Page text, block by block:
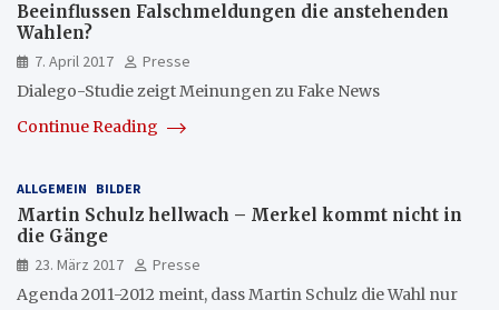
Beeinflussen Falschmeldungen die anstehenden
Wahlen?
7. April 2017
Presse
Dialego-Studie zeigt Meinungen zu Fake News
Continue Reading
ALLGEMEIN BILDER
Martin Schulz hellwach – Merkel kommt nicht in
die Gänge
23. März 2017
Presse
Agenda 2011-2012 meint, dass Martin Schulz die Wahl nur